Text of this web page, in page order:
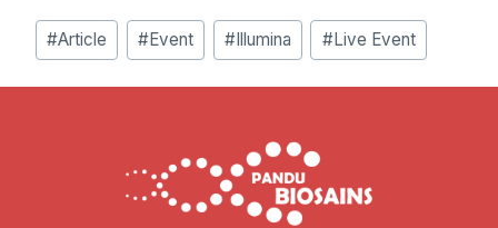
Post
Tags:
#Article #Event #Illumina #Live Event